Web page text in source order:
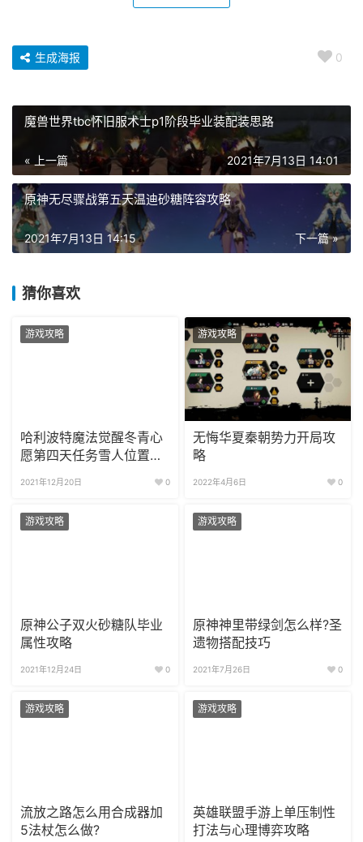
0
生成海报
魔兽世界tbc怀旧服术士p1阶段毕业装配装思路
« 上一篇 2021年7月13日 14:01
原神无尽骤战第五天温迪砂糖阵容攻略
下一篇 »
2021年7月13日 14:15
猜你喜欢
游戏攻略
哈利波特魔法觉醒冬青心
愿第四天任务雪人位置攻
2021年12月20日 0
游戏攻略
无悔华夏秦朝势力开局攻
略
2022年4月6日 0
游戏攻略
原神公子双火砂糖队毕业
属性攻略
2021年12月24日 0
游戏攻略
原神神里带绿剑怎么样?圣
遗物搭配技巧
2021年7月26日 0
游戏攻略
流放之路怎么用合成器加
5法杖怎么做?
游戏攻略
英雄联盟手游上单压制性
打法与心理博弈攻略